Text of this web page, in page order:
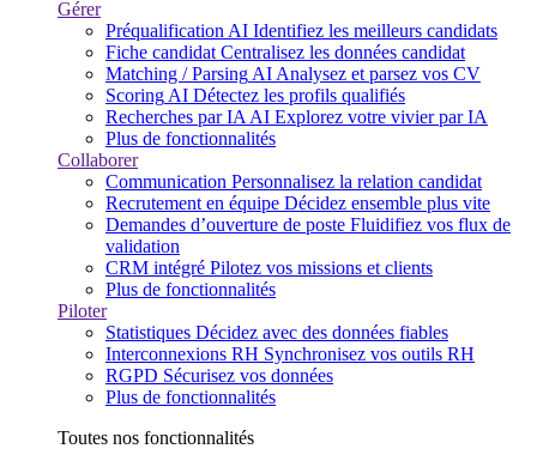
Gérer
Préqualification AI Identifiez les meilleurs candidats
Fiche candidat Centralisez les données candidat
Matching / Parsing AI Analysez et parsez vos CV
Scoring AI Détectez les profils qualifiés
Recherches par IA AI Explorez votre vivier par IA
Plus de fonctionnalités
Collaborer
Communication Personnalisez la relation candidat
Recrutement en équipe Décidez ensemble plus vite
Demandes d’ouverture de poste Fluidifiez vos flux de
validation
CRM intégré Pilotez vos missions et clients
Plus de fonctionnalités
Piloter
Statistiques Décidez avec des données fiables
Interconnexions RH Synchronisez vos outils RH
RGPD Sécurisez vos données
Plus de fonctionnalités
Toutes nos fonctionnalités